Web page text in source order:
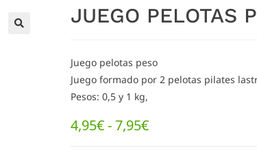
JUEGO PELOTAS
Juego pelotas peso
Juego formado por 2 pelotas pilates
Pesos: 0,5 y 1 kg,
4,95€-7,95€